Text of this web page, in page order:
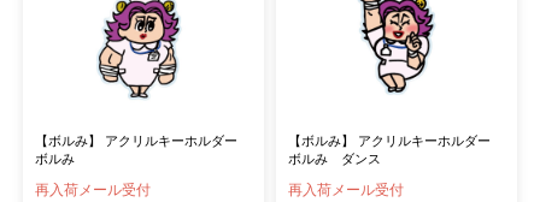
【ボルみ】 アクリルキーホルダー
ボルみ
再入荷メール受付
【ボルみ】 アクリルキーホルダー
ボルみ ダンス
再入荷メール受付